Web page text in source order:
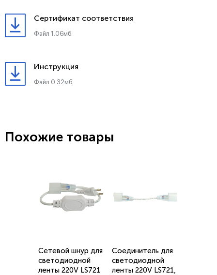
Сертификат соответствия
Файл 1.06мб.
Инструкция
Файл 0.32мб.
Похожие товары
Сетевой шнур для
светодиодной
ленты 220V LS721
Соединитель для
светодиодной
ленты 220V LS721,